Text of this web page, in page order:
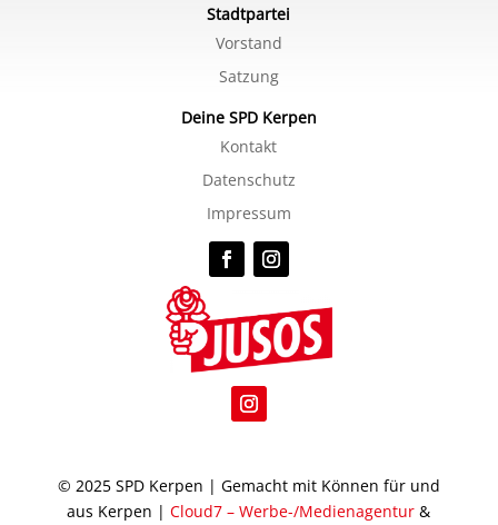
Stadtpartei
Vorstand
Satzung
Deine SPD Kerpen
Kontakt
Datenschutz
Impressum
© 2025 SPD Kerpen | Gemacht mit Können für und
aus Kerpen |Cloud7 – Werbe-/Medienagentur &